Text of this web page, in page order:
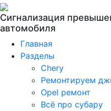
Сигнализация
автомобиля
Главная
Разделы
Chery
Ремонтируем
Opel ремонт
Всё про субару